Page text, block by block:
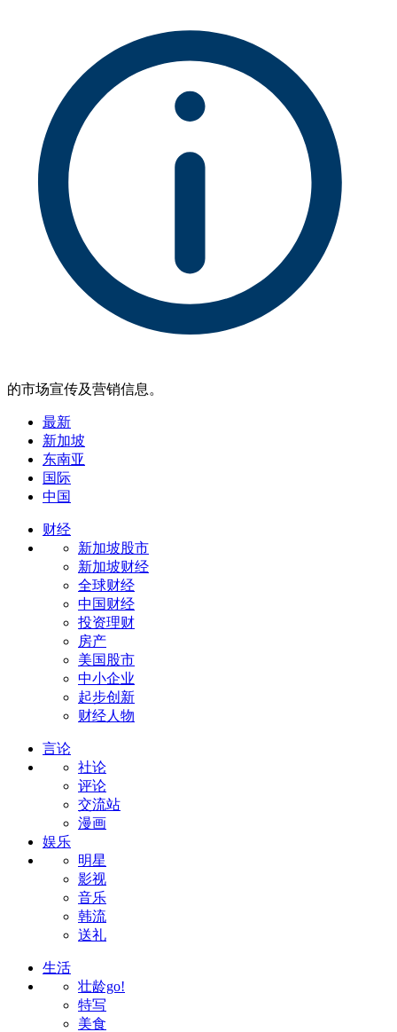
的市场宣传及营销信息。
最新
新加坡
东南亚
国际
中国
财经
新加坡股市
新加坡财经
全球财经
中国财经
投资理财
房产
美国股市
中小企业
起步创新
财经人物
言论
社论
评论
交流站
漫画
娱乐
明星
影视
音乐
韩流
送礼
生活
壮龄go!
特写
美食